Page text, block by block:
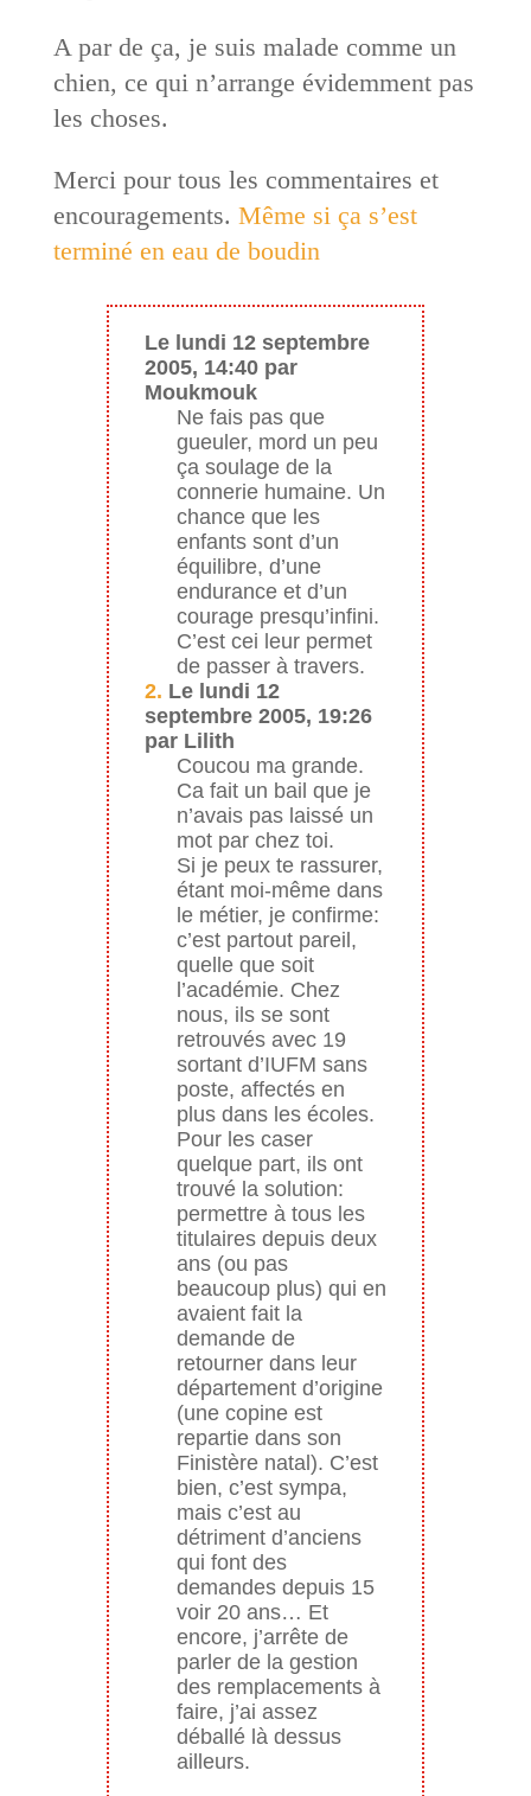
A par de ça, je suis malade comme un
chien, ce qui n’arrange évidemment pas
les choses.
Merci pour tous les commentaires et
encouragements. Même si ça s’est
terminé en eau de boudin
Le lundi 12 septembre
2005, 14:40 par
Moukmouk
Ne fais pas que
gueuler, mord un peu
ça soulage de la
connerie humaine. Un
chance que les
enfants sont d’un
équilibre, d’une
endurance et d’un
courage presqu’infini.
C’est cei leur permet
de passer à travers.
2. Le lundi 12
septembre 2005, 19:26
par Lilith
Coucou ma grande.
Ca fait un bail que je
n’avais pas laissé un
mot par chez toi.
Si je peux te rassurer,
étant moi-même dans
le métier, je confirme:
c’est partout pareil,
quelle que soit
l’académie. Chez
nous, ils se sont
retrouvés avec 19
sortant d’IUFM sans
poste, affectés en
plus dans les écoles.
Pour les caser
quelque part, ils ont
trouvé la solution:
permettre à tous les
titulaires depuis deux
ans (ou pas
beaucoup plus) qui en
avaient fait la
demande de
retourner dans leur
département d’origine
(une copine est
repartie dans son
Finistère natal). C’est
bien, c’est sympa,
mais c’est au
détriment d’anciens
qui font des
demandes depuis 15
voir 20 ans… Et
encore, j’arrête de
parler de la gestion
des remplacements à
faire, j’ai assez
déballé là dessus
ailleurs.